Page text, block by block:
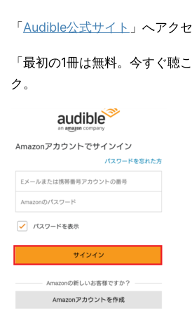
「Audible公式サイト 」へアク
「最初の1冊は無料。今すぐ聴
ク。